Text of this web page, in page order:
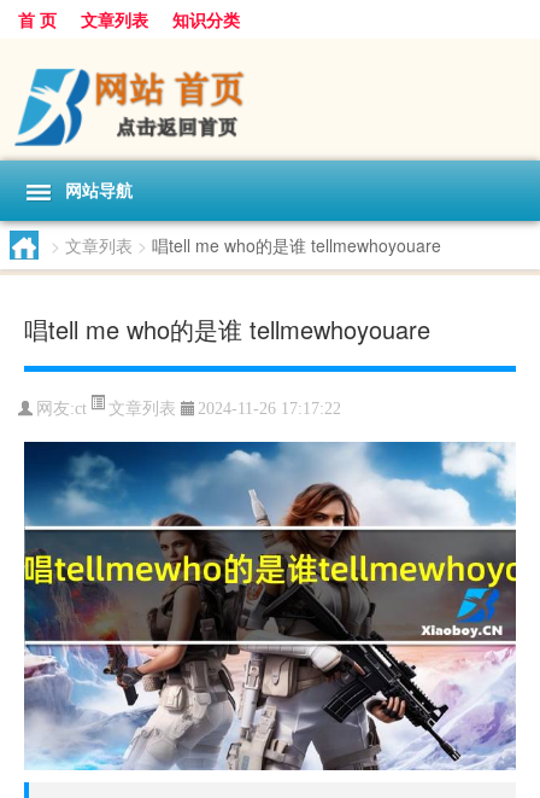
首 页 文章列表 知识分类
网站导航
> 文章列表 > 唱tell me who的是谁 tellmewhoyouare
唱tell me who的是谁 tellmewhoyouare
网友:ct 文章列表 2024-11-26 17:17:22